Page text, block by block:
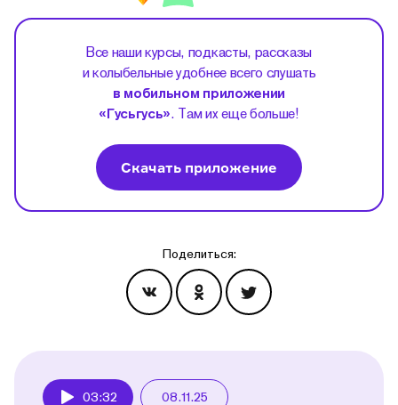
Все наши курсы, подкасты, рассказы
и колыбельные удобнее всего слушать
в мобильном приложении
«Гусьгусь». Там их еще больше!
Скачать приложение
Поделиться:
03:32 08.11.25